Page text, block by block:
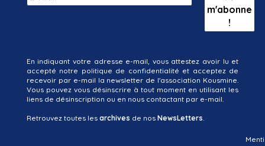
En indiquant votre adresse e-mail, vous attestez avoir lu et
accepté notre politique de confidentialité et acceptez de
recevoir par e-mail la newsletter de l'association Kousmine.
Vous pouvez vous désinscrire à tout moment en utilisant les
liens de désinscription ou en nous contactant par e-mail.
Retrouvez toutes les archives de nos NewsLetters